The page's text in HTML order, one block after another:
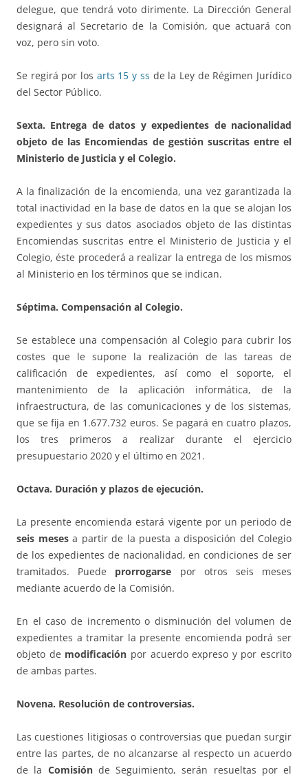
delegue, que tendrá voto dirimente. La Dirección General
designará al Secretario de la Comisión, que actuará con
voz, pero sin voto.
Se regirá por los arts 15 y ss de la Ley de Régimen Jurídico
del Sector Público.
Sexta. Entrega de datos y expedientes de nacionalidad
objeto de las Encomiendas de gestión suscritas entre el
Ministerio de Justicia y el Colegio.
A la finalización de la encomienda, una vez garantizada la
total inactividad en la base de datos en la que se alojan los
expedientes y sus datos asociados objeto de las distintas
Encomiendas suscritas entre el Ministerio de Justicia y el
Colegio, éste procederá a realizar la entrega de los mismos
al Ministerio en los términos que se indican.
Séptima. Compensación al Colegio.
Se establece una compensación al Colegio para cubrir los
costes que le supone la realización de las tareas de
calificación de expedientes, así como el soporte, el
mantenimiento de la aplicación informática, de la
infraestructura, de las comunicaciones y de los sistemas,
que se fija en 1.677.732 euros. Se pagará en cuatro plazos,
los tres primeros a realizar durante el ejercicio
presupuestario 2020 y el último en 2021.
Octava. Duración y plazos de ejecución.
La presente encomienda estará vigente por un periodo de
seis mesesa partir de la puesta a disposición del Colegio
de los expedientes de nacionalidad, en condiciones de ser
tramitados. Puede prorrogarse por otros seis meses
mediante acuerdo de la Comisión.
En el caso de incremento o disminución del volumen de
expedientes a tramitar la presente encomienda podrá ser
objeto de modificación por acuerdo expreso y por escrito
de ambas partes.
Novena. Resolución de controversias.
Las cuestiones litigiosas o controversias que puedan surgir
entre las partes, de no alcanzarse al respecto un acuerdo
de la Comisiónde Seguimiento, serán resueltas por el